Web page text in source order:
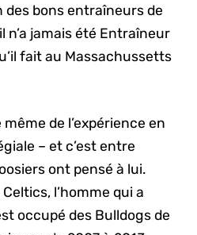
des bons entraîneurs de
n’a jamais été Entraîneur
fait au Massachussetts
de l’expérience en
– et c’est entre
ont pensé à lui.
l’homme qui a
occupé des Bulldogs de